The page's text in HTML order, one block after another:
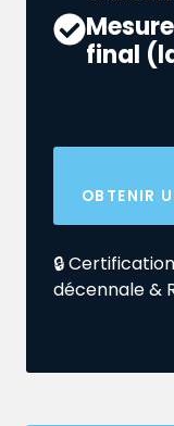
final
OBTENIR
🔒
décennale &